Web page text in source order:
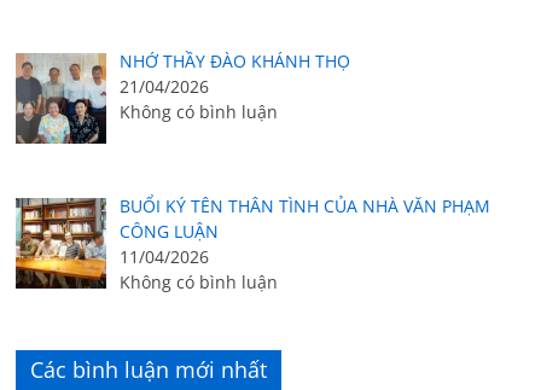
NHỚ THẦY ĐÀO KHÁNH THỌ
21/04/2026
Không có bình luận
BUỔI KÝ TÊN THÂN TÌNH CỦA NHÀ VĂN PHẠM
CÔNG LUẬN
11/04/2026
Không có bình luận
Các bình luận mới nhất